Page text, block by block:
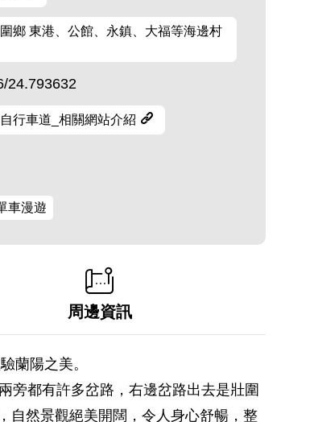
鄉 東港、公館、永鎮、大福等海邊村
24.793632
行車道_相關網站介紹
車漫遊
周邊資訊
蘭陽之美。
旁都有許多岔路，右邊岔路出去是壯圍
自然景觀絕美開闊，令人身心舒暢，整